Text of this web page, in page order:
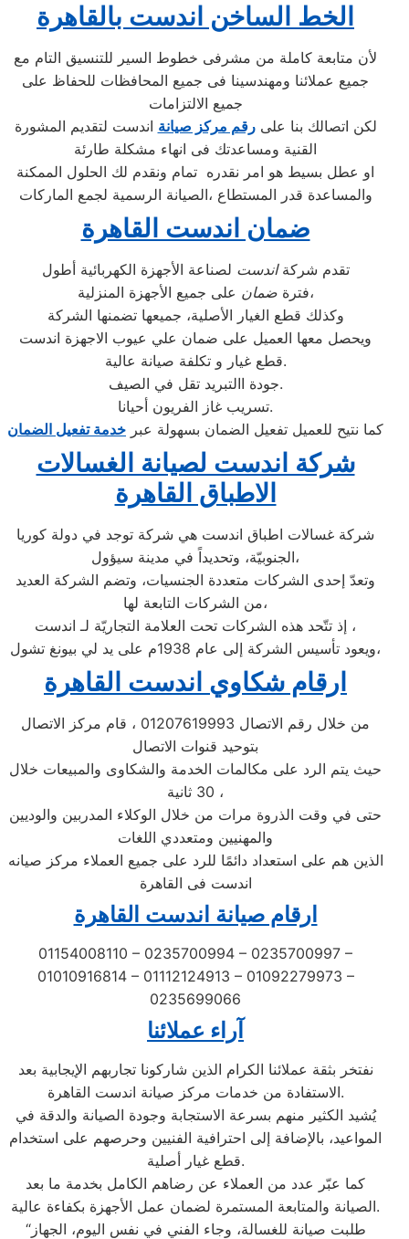
الخط الساخن اندست بالقاهرة
لأن متابعة كاملة من مشرفى خطوط السير للتنسيق التام مع
جميع عملائنا ومهندسينا فى جميع المحافظات للحفاظ على
جميع الالتزامات
لكن اتصالك بنا علىرقم مركز صيانة اندست لتقديم المشورة
القنية ومساعدتك فى انهاء مشكلة طارئة
او عطل بسيط هو امر نقدره تمام ونقدم لك الحلول الممكنة
والمساعدة قدر المستطاع ،الصيانة الرسمية لجمع الماركات
ضمان اندست القاهرة
تقدم شركةاندست لصناعة الأجهزة الكهربائية أطول
فترةضمان
على جميع الأجهزة المنزلية،
وكذلك قطع الغيار الأصلية، جميعها تضمنها الشركة
ويحصل معها العميل على ضمان علي عيوب الاجهزة اندست
قطع غيار و تكلفة صيانة عالية.
جودة االتبريد تقل في الصيف.
تسريب غاز الفريون أحيانا.
كما نتيح للعميل تفعيل الضمان بسهولة عبر خدمة تفعيل الضمان
شركة اندست لصيانة الغسالات
الاطباق القاهرة
شركة غسالات اطباق اندست هي شركة توجد في دولة كوريا
الجنوبيّة، وتحديداً في مدينة سيؤول،
وتعدّ إحدى الشركات متعددة الجنسيات، وتضم الشركة العديد
من الشركات التابعة لها،
إذ تتّحد هذه الشركات تحت العلامة التجاريّة لـ اندست ،
ويعود تأسيس الشركة إلى عام 1938م على يد لي بيونغ تشول،
ارقام شكاوي اندست القاهرة
من خلال رقم الاتصال 01207619993 ، قام مركز الاتصال
بتوحيد قنوات الاتصال
حيث يتم الرد على مكالمات الخدمة والشكاوى والمبيعات خلال
30 ثانية ،
حتى في وقت الذروة مرات من خلال الوكلاء المدربين والوديين
والمهنيين ومتعددي اللغات
الذين هم على استعداد دائمًا للرد على جميع العملاء مركز صيانه
اندست فى القاهرة
ارقام صيانة اندست القاهرة
01154008110 – 0235700994 – 0235700997 –
01010916814 – 01112124913 – 01092279973 –
0235699066
آراء عملائنا
نفتخر بثقة عملائنا الكرام الذين شاركونا تجاربهم الإيجابية بعد
الاستفادة من خدمات مركز صيانة اندست القاهرة.
يُشيد الكثير منهم بسرعة الاستجابة وجودة الصيانة والدقة في
المواعيد، بالإضافة إلى احترافية الفنيين وحرصهم على استخدام
قطع غيار أصلية.
كما عبّر عدد من العملاء عن رضاهم الكامل بخدمة ما بعد
الصيانة والمتابعة المستمرة لضمان عمل الأجهزة بكفاءة عالية.
“طلبت صيانة للغسالة، وجاء الفني في نفس اليوم، الجهاز